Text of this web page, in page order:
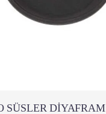
SÜSLER